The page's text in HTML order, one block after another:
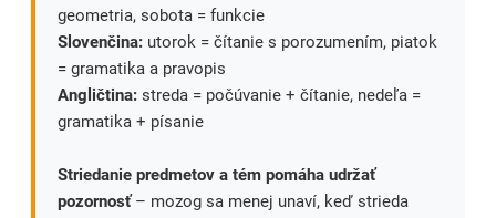
geometria, sobota = funkcie
Slovenčina: utorok = čítanie s porozumením, piatok
= gramatika a pravopis
Angličtina: streda = počúvanie + čítanie, nedeľa =
gramatika + písanie
Striedanie predmetov a tém pomáha udržať
pozornosť– mozog sa menej unaví, keď strieda